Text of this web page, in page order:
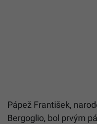
Pápež František,
Bergoglio, bol prvým